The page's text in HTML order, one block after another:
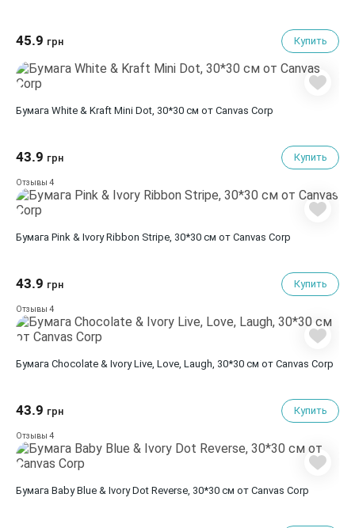
45.9 грн Купить
Бумага White & Kraft Mini Dot, 30*30 см от Canvas Corp
43.9 грн Купить
Отзывы 4
Бумага Pink & Ivory Ribbon Stripe, 30*30 см от Canvas Corp
43.9 грн Купить
Отзывы 4
Бумага Chocolate & Ivory Live, Love, Laugh, 30*30 см от Canvas Corp
43.9 грн Купить
Отзывы 4
Бумага Baby Blue & Ivory Dot Reverse, 30*30 см от Canvas Corp